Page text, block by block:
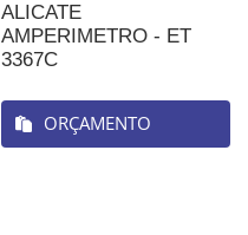
ALICATE
AMPERIMETRO - ET
3367C
ORÇAMENTO